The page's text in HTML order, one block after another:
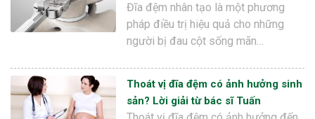
Đĩa đệm nhân tạo là một phương
pháp điều trị hiệu quả cho những
người bị đau cột sống mãn…
Thoát vị đĩa đệm có ảnh hưởng sinh
sản? Lời giải từ bác sĩ Tuấn